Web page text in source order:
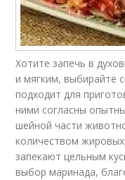
Хотите запечь в
и мягким, выбирайте
подходит для
ними согласны
шейной части
количеством
запекают цельным
выбор маринада,